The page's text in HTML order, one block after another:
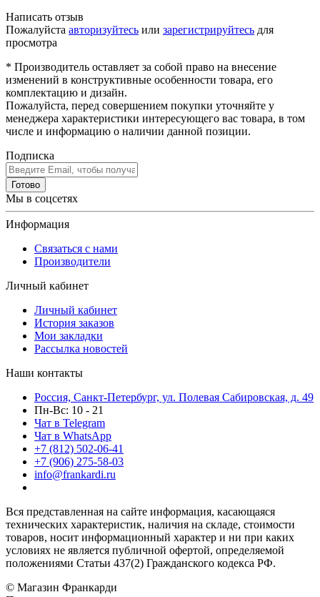
Написать отзыв
Пожалуйста авторизуйтесь или зарегистрируйтесь для
просмотра
* Производитель оставляет за собой право на внесение
изменений в конструктивные особенности товара, его
комплектацию и дизайн.
Пожалуйста, перед совершением покупки уточняйте у
менеджера характеристики интересующего вас товара, в том
числе и информацию о наличии данной позиции.
Подписка
Готово
Мы в соцсетях
Информация
Связаться с нами
Производители
Личный кабинет
Личный кабинет
История заказов
Мои закладки
Рассылка новостей
Наши контакты
Россия, Санкт-Петербург, ул. Полевая Сабировская, д. 49
Пн-Вс: 10 - 21
Чат в Telegram
Чат в WhatsApp
+7 (812) 502-06-41
+7 (906) 275-58-03
info@frankardi.ru
Вся представленная на сайте информация, касающаяся
технических характеристик, наличия на складе, стоимости
товаров, носит информационный характер и ни при каких
условиях не является публичной офертой, определяемой
положениями Статьи 437(2) Гражданского кодекса РФ.
© Магазин Франкарди